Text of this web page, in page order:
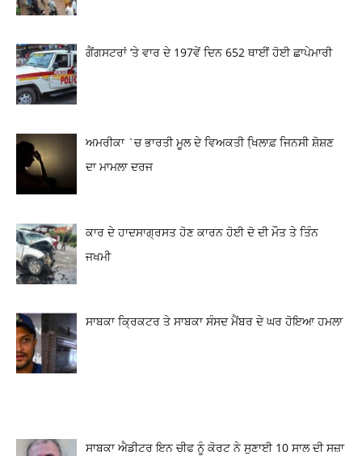
ਗੈਂਗਸਟਰਾਂ ‘ਤੇ ਵਾਰ ਦੇ 197ਵੇਂ ਦਿਨ 652 ਥਾਈਂ ਹੋਈ ਛਾਪੇਮਾਰੀ
ਅਮਰੀਕਾ `ਚ ਭਾਰਤੀ ਮੂਲ ਦੇ ਵਿਅਕਤੀ ਖਿ਼ਲਾਫ਼ ਜਿਨਸੀ ਸ਼ੋਸ਼ਣ
ਦਾ ਮਾਮਲਾ ਦਰਜ
ਕਾਰ ਦੇ ਹਾਦਸਾਗ੍ਰਸਤ ਹੋਣ ਕਾਰਨ ਹੋਈ ਦੋ ਦੀ ਮੌਤ ਤੇ ਤਿੰਨ
ਜਖਮੀ
ਸਾਬਕਾ ਕ੍ਰਿਕਟਰ ਤੇ ਸਾਬਕਾ ਸੰਸਦ ਮੈਂਬਰ ਦੇ ਘਰ ਹੋਇਆ ਹਮਲਾ
ਸਾਬਕਾ ਐਡੀਟਰ ਇਨ ਚੀਫ ਨੂੰ ਕੋਰਟ ਨੇ ਸੁਣਾਈ 10 ਸਾਲ ਦੀ ਸਜ਼ਾ